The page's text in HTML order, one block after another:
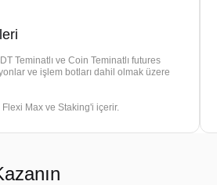
Teminatlı ve Coin Teminatlı futures
ve işlem botları dahil olmak üzere
Max ve Staking'i içerir.